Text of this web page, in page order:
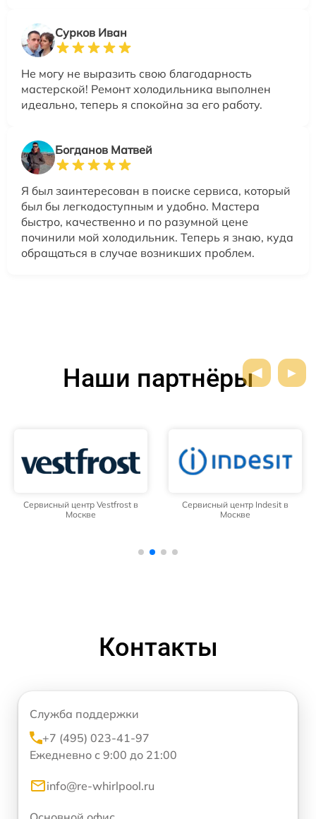
Сурков Иван
Не могу не выразить свою благодарность
мастерской! Ремонт холодильника выполнен
идеально, теперь я спокойна за его работу.
Богданов Матвей
Я был заинтересован в поиске сервиса, который
был бы легкодоступным и удобно. Мастера
быстро, качественно и по разумной цене
починили мой холодильник. Теперь я знаю, куда
обращаться в случае возникших проблем.
Наши партнёры
Сервисный центр Vestfrost в
Москве
Сервисный центр Indesit в
Москве
Контакты
Служба поддержки
+7 (495) 023-41-97
Ежедневно с 9:00 до 21:00
info@re-whirlpool.ru